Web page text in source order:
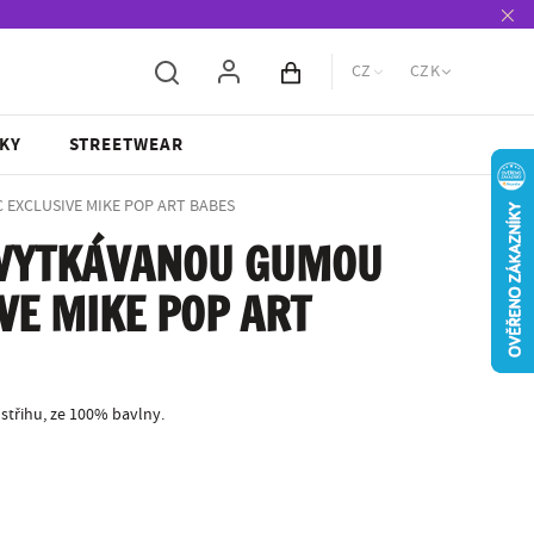
Obsah košíku
CZ CZK
STREETWEAR
MIKE POP ART BABES
GUMOU
MIKE POP ART
střihu, ze 100% bavlny.